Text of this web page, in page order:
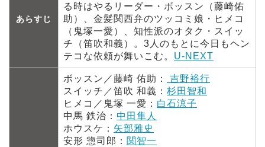
あらすじ
る時はやるリーダー・ボッスン（藤崎佑
助）、金髪関西弁のツッコミ娘・ヒメコ
（鬼塚一愛）、知性派のオタク・スイッ
チ（笛吹和義）。3人のもとに今日もヘン
テコな依頼が舞いこむ。 U-NEXT
ボッスン／藤崎 佑助：
吉野裕行
スイッチ／笛吹 和義： 杉田智和
ヒメコ／鬼塚 一愛： 白石涼子
中馬 鉄治： 中田隼人
ホウスケ： 矢部雅史
安形 惣司郎： 関智一